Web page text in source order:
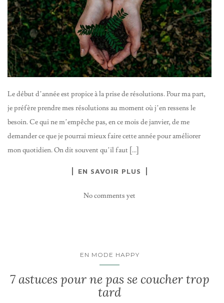
Le début d’année est propice à la prise de résolutions. Pour ma part,
je préfère prendre mes résolutions au moment où j’en ressens le
besoin. Ce qui ne m’empêche pas, en ce mois de janvier, de me
demander ce que je pourrai mieux faire cette année pour améliorer
mon quotidien. On dit souvent qu’il faut […]
EN SAVOIR PLUS
No comments yet
EN MODE HAPPY
7 astuces pour ne pas se coucher trop
tard